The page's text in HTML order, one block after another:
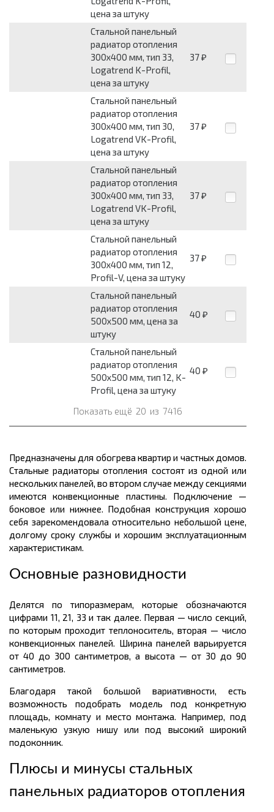
цена за штуку
Стальной панельный
радиатор отопления
300х400 мм, тип 33,
Logatrend K-Profil,
цена за штуку
37 ₽
Стальной панельный
радиатор отопления
300х400 мм, тип 30,
Logatrend VK-Profil,
цена за штуку
37 ₽
Стальной панельный
радиатор отопления
300х400 мм, тип 33,
Logatrend VK-Profil,
цена за штуку
37 ₽
Стальной панельный
радиатор отопления
300х400 мм, тип 12,
Profil-V, цена за штуку
37 ₽
Стальной панельный
радиатор отопления
500х500 мм, цена за
штуку
40 ₽
Стальной панельный
радиатор отопления
500х500 мм, тип 12, K-
Profil, цена за штуку
40 ₽
Показать ещё 20 из 7416
Предназначены для обогрева квартир и частных домов.
Стальные радиаторы отопления состоят из одной или
нескольких панелей, во втором случае между секциями
имеются конвекционные пластины. Подключение —
боковое или нижнее. Подобная конструкция хорошо
себя зарекомендовала относительно небольшой цене,
долгому сроку службы и хорошим эксплуатационным
характеристикам.
Основные разновидности
Делятся по типоразмерам, которые обозначаются
цифрами 11, 21, 33 и так далее. Первая — число секций,
по которым проходит теплоноситель, вторая — число
конвекционных панелей. Ширина панелей варьируется
от 40 до 300 сантиметров, а высота — от 30 до 90
сантиметров.
Благодаря такой большой вариативности, есть
возможность подобрать модель под конкретную
площадь, комнату и место монтажа. Например, под
маленькую узкую нишу или под высокий широкий
подоконник.
Плюсы и минусы стальных
панельных радиаторов отопления